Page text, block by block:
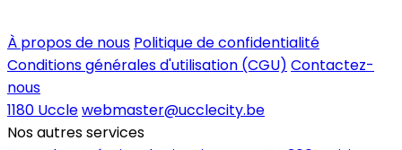
À propos de nous Politique de confidentialité
Conditions générales d'utilisation (CGU) Contactez-
nous
1180 Ucclewebmaster@ucclecity.be
Nos autres services